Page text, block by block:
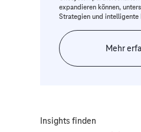
expandieren können,
Strategien und intelligente
Mehr
Insights finden